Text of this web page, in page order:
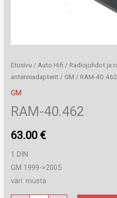
Etusivu / Auto Hifi / Radiojohdot ja
antenniadapterit / GM / RAM-40.462
GM
RAM-40.462
63.00 €
1 DIN
GM 1999->2005
väri: musta